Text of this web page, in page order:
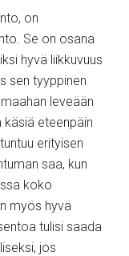
on
Se on osana
hyvä liikkuvuus
sen tyyppinen
leveään
eteenpäin
erityisen
saa, kun
koko
myös hyvä
tulisi saada
jos